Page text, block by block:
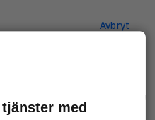
Avbryt
med